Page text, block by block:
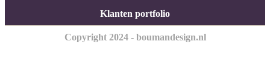
Klanten portfolio
Copyright 2024 - boumandesign.nl